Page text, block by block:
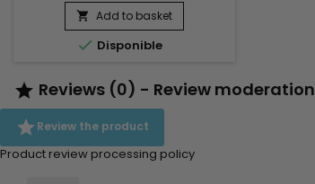
pour une finition parfaite 100%
naturelle. Utilisés aussi pour fermer
votre armure, ou pour ajouter du
votre coiffure.
 Add to basket
 Disponible
 Reviews (0) - Review moderation
Review the product
Product review processing policy